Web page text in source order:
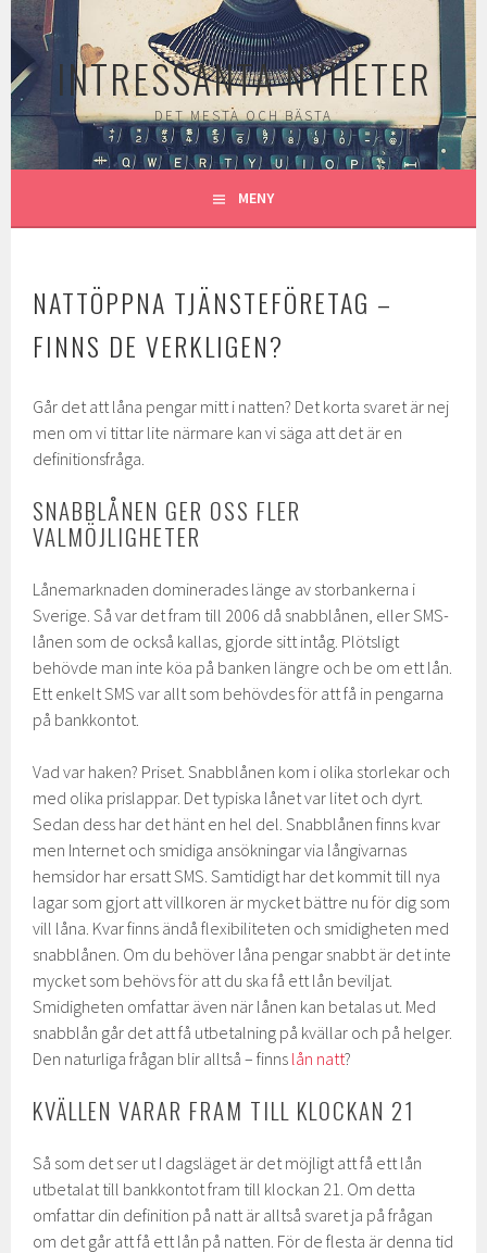
Gå
till
innehållINTRESSANTA NYHETER
DET MESTA OCH BÄSTA
MENY
NATTÖPPNA TJÄNSTEFÖRETAG –
FINNS DE VERKLIGEN?
Går det att låna pengar mitt i natten? Det korta svaret är nej
men om vi tittar lite närmare kan vi säga att det är en
definitionsfråga.
SNABBLÅNEN GER OSS FLER
VALMÖJLIGHETER
Lånemarknaden dominerades länge av storbankerna i
Sverige. Så var det fram till 2006 då snabblånen, eller SMS-
lånen som de också kallas, gjorde sitt intåg. Plötsligt
behövde man inte köa på banken längre och be om ett lån.
Ett enkelt SMS var allt som behövdes för att få in pengarna
på bankkontot.
Vad var haken? Priset. Snabblånen kom i olika storlekar och
med olika prislappar. Det typiska lånet var litet och dyrt.
Sedan dess har det hänt en hel del. Snabblånen finns kvar
men Internet och smidiga ansökningar via långivarnas
hemsidor har ersatt SMS. Samtidigt har det kommit till nya
lagar som gjort att villkoren är mycket bättre nu för dig som
vill låna. Kvar finns ändå flexibiliteten och smidigheten med
snabblånen. Om du behöver låna pengar snabbt är det inte
mycket som behövs för att du ska få ett lån beviljat.
Smidigheten omfattar även när lånen kan betalas ut. Med
snabblån går det att få utbetalning på kvällar och på helger.
Den naturliga frågan blir alltså – finns lån natt?
KVÄLLEN VARAR FRAM TILL KLOCKAN 21
Så som det ser ut I dagsläget är det möjligt att få ett lån
utbetalat till bankkontot fram till klockan 21. Om detta
omfattar din definition på natt är alltså svaret ja på frågan
om det går att få ett lån på natten. För de flesta är denna tid